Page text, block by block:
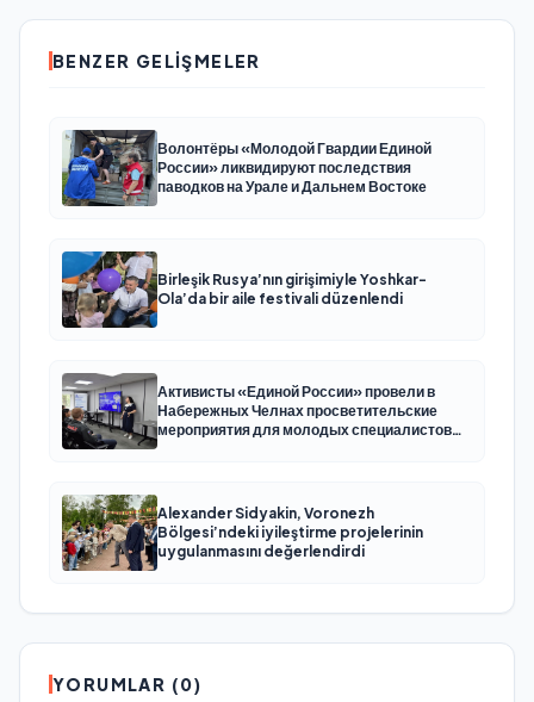
BENZER GELIŞMELER
Волонтёры «Молодой Гвардии Единой
России» ликвидируют последствия
паводков на Урале и Дальнем Востоке
Birleşik Rusya’nın girişimiyle Yoshkar-
Ola’da bir aile festivali düzenlendi
Активисты «Единой России» провели в
Набережных Челнах просветительские
мероприятия для молодых специалистов
Alexander Sidyakin, Voronezh
Bölgesi’ndeki iyileştirme projelerinin
uygulanmasını değerlendirdi
YORUMLAR (0)